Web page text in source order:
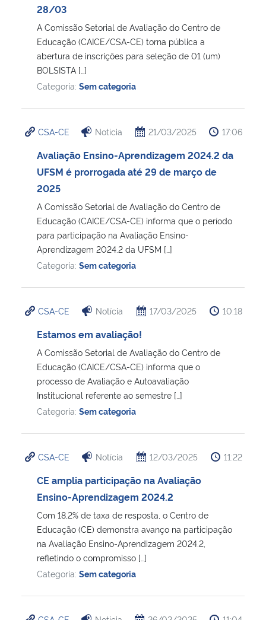
28/03
A Comissão Setorial de Avaliação do Centro de
Educação (CAICE/CSA-CE) torna pública a
abertura de inscrições para seleção de 01 (um)
BOLSISTA […]
Categoria: Sem categoria
CSA-CE Notícia 21/03/2025 17:06
Avaliação Ensino-Aprendizagem 2024.2 da
UFSM é prorrogada até 29 de março de
2025
A Comissão Setorial de Avaliação do Centro de
Educação (CAICE/CSA-CE) informa que o período
para participação na Avaliação Ensino-
Aprendizagem 2024.2 da UFSM […]
Categoria: Sem categoria
CSA-CE Notícia 17/03/2025 10:18
Estamos em avaliação!
A Comissão Setorial de Avaliação do Centro de
Educação (CAICE/CSA-CE) informa que o
processo de Avaliação e Autoavaliação
Institucional referente ao semestre […]
Categoria: Sem categoria
CSA-CE Notícia 12/03/2025 11:22
CE amplia participação na Avaliação
Ensino-Aprendizagem 2024.2
Com 18,2% de taxa de resposta, o Centro de
Educação (CE) demonstra avanço na participação
na Avaliação Ensino-Aprendizagem 2024.2,
refletindo o compromisso […]
Categoria: Sem categoria